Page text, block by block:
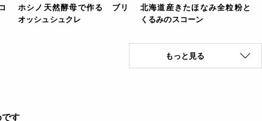
ホシノ天然酵母で作る ブリ
オッシュシュクレ
北海道産きたほなみ全粒粉と
くるみのスコーン
もっと見る
す